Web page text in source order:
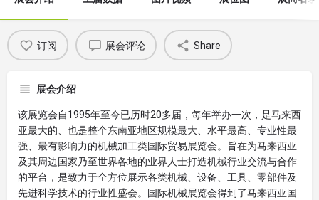
订阅 展会评论 Share
展会介绍
该展览会自1995年至今已历时20多届，每年举办一次，是马来西
亚最大的、也是整个东南亚地区规模最大、水平最高、专业性最
强、最有影响力的机械加工类国际贸易展览会。旨在为马来西亚
及其周边国家乃至世界各地的业界人士打造机械行业交流与合作
的平台，是致力于全方位展示各类机械、设备、工具、零部件及
先进科学技术的行业性盛会。国际机械展览会得到了马来西亚国